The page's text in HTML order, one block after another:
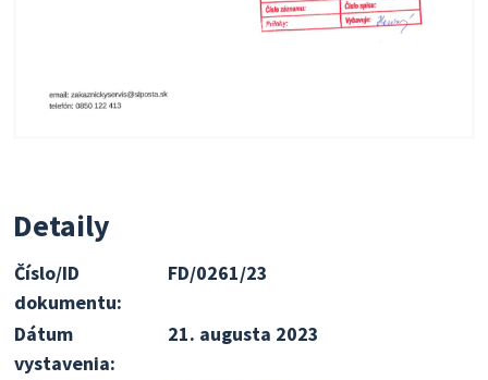
Detaily
Číslo/ID
dokumentu:
FD/0261/23
Dátum
vystavenia:
21. augusta 2023